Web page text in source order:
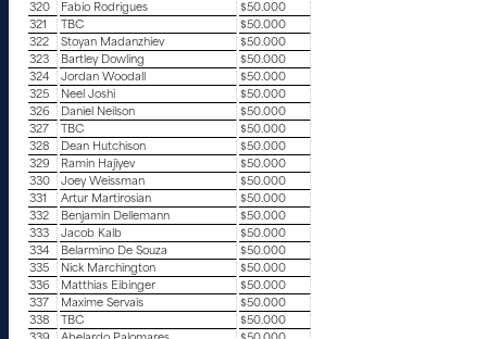
320
Fabio Rodrigues
$50.000
321
TBC
$50.000
322
Stoyan Madanzhiev
$50.000
323
Bartley Dowling
$50.000
324
Jordan Woodall
$50.000
325
Neel Joshi
$50.000
326
Daniel Neilson
$50.000
327
TBC
$50.000
328
Dean Hutchison
$50.000
329
Ramin Hajiyev
$50.000
330
Joey Weissman
$50.000
331
Artur Martirosian
$50.000
332
Benjamin Dellemann
$50.000
333
Jacob Kalb
$50.000
334
Belarmino De Souza
$50.000
335
Nick Marchington
$50.000
336
Matthias Eibinger
$50.000
337
Maxime Servais
$50.000
338
TBC
$50.000